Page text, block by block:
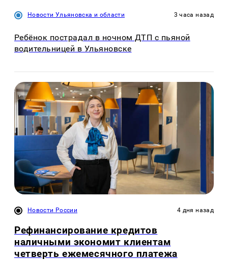
Новости Ульяновска и области 3 часа назад
Ребёнок пострадал в ночном ДТП с пьяной
водительницей в Ульяновске
Новости России 4 дня назад
Рефинансирование кредитов
наличными экономит клиентам
четверть ежемесячного платежа